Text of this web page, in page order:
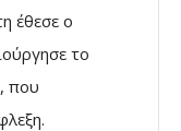
έθεσε ο
το
που